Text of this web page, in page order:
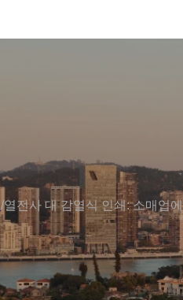
/열전사 대 감열식 인쇄: 소매업